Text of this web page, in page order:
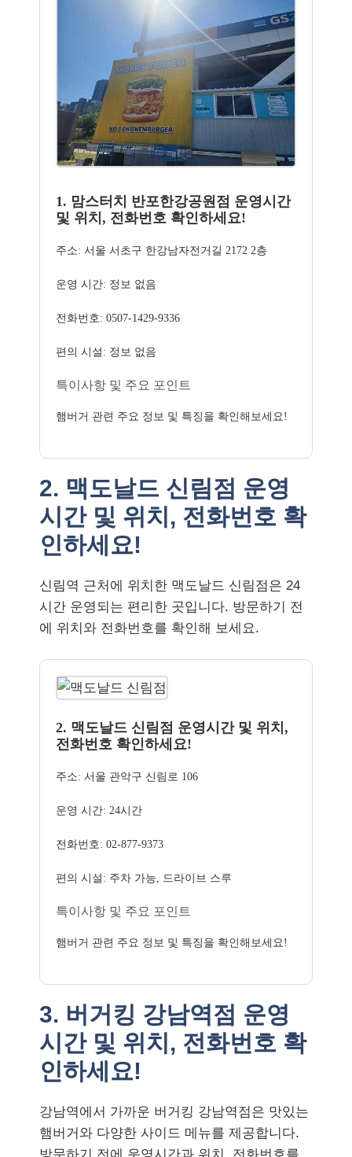
1. 맘스터치 반포한강공원점 운영시간
및 위치, 전화번호 확인하세요!
주소: 서울 서초구 한강남자전거길 2172 2층
운영 시간: 정보 없음
전화번호: 0507-1429-9336
편의 시설: 정보 없음
특이사항 및 주요 포인트
햄버거 관련 주요 정보 및 특징을 확인해보세요!
2. 맥도날드 신림점 운영
시간 및 위치, 전화번호 확
인하세요!
신림역 근처에 위치한 맥도날드 신림점은 24
시간 운영되는 편리한 곳입니다. 방문하기 전
에 위치와 전화번호를 확인해 보세요.
2. 맥도날드 신림점 운영시간 및 위치,
전화번호 확인하세요!
주소: 서울 관악구 신림로 106
운영 시간: 24시간
전화번호: 02-877-9373
편의 시설: 주차 가능, 드라이브 스루
특이사항 및 주요 포인트
햄버거 관련 주요 정보 및 특징을 확인해보세요!
3. 버거킹 강남역점 운영
시간 및 위치, 전화번호 확
인하세요!
강남역에서 가까운 버거킹 강남역점은 맛있는
햄버거와 다양한 사이드 메뉴를 제공합니다.